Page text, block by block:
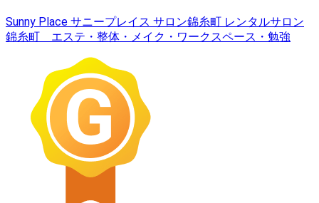
Sunny Place サニープレイス サロン錦糸町 レンタルサロン
錦糸町 エステ・整体・メイク・ワークスペース・勉強